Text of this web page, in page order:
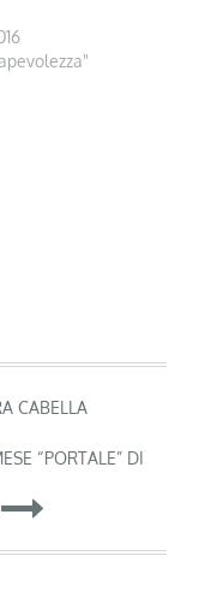
CABELLA
“PORTALE” DI